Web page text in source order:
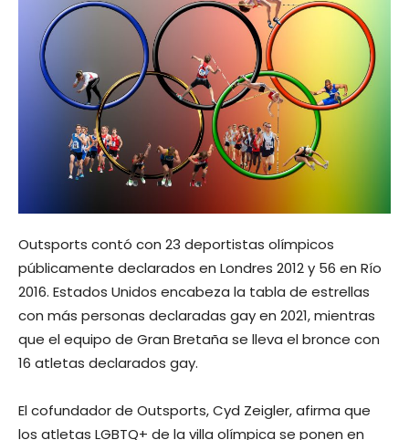
Outsports contó con 23 deportistas olímpicos
públicamente declarados en Londres 2012 y 56 en Río
2016. Estados Unidos encabeza la tabla de estrellas
con más personas declaradas gay en 2021, mientras
que el equipo de Gran Bretaña se lleva el bronce con
16 atletas declarados gay.
El cofundador de Outsports, Cyd Zeigler, afirma que
los atletas LGBTQ+ de la villa olímpica se ponen en